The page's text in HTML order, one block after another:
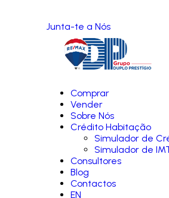
Junta-te a Nós
Comprar
Vender
Sobre Nós
Crédito Habitação
Simulador de
Simulador de
Consultores
Blog
Contactos
EN